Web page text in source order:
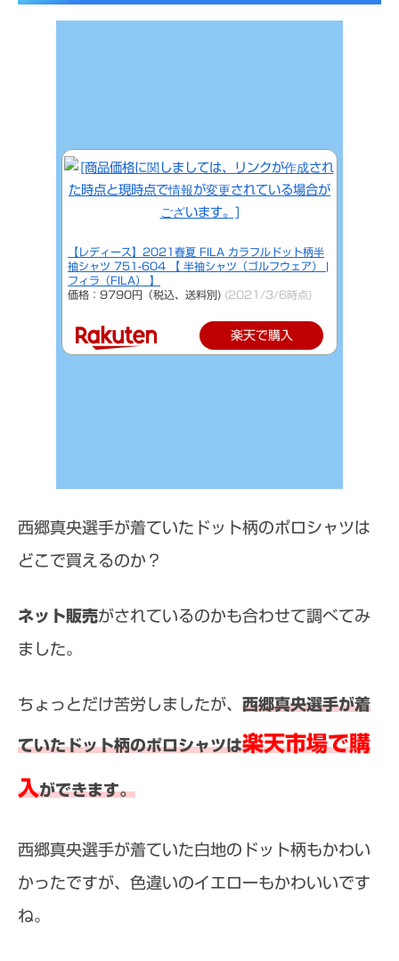
【レディース】2021春夏 FILA カラフルドット柄半
袖シャツ 751-604 【 半袖シャツ（ゴルフウェア） |
フィラ（FILA） 】
価格：9790円（税込、送料別) (2021/3/6時点)
楽天で購入
西郷真央選手が着ていたドット柄のポロシャツは
どこで買えるのか？
ネット販売がされているのかも合わせて調べてみ
ました。
ちょっとだけ苦労しましたが、 西郷真央選手が着
ていたドット柄のポロシャツは楽天市場で購
入ができます。
西郷真央選手が着ていた白地のドット柄もかわい
かったですが、色違いのイエローもかわいいです
ね。